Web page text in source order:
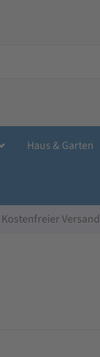
Haus & Garten
Kostenfreier Versand